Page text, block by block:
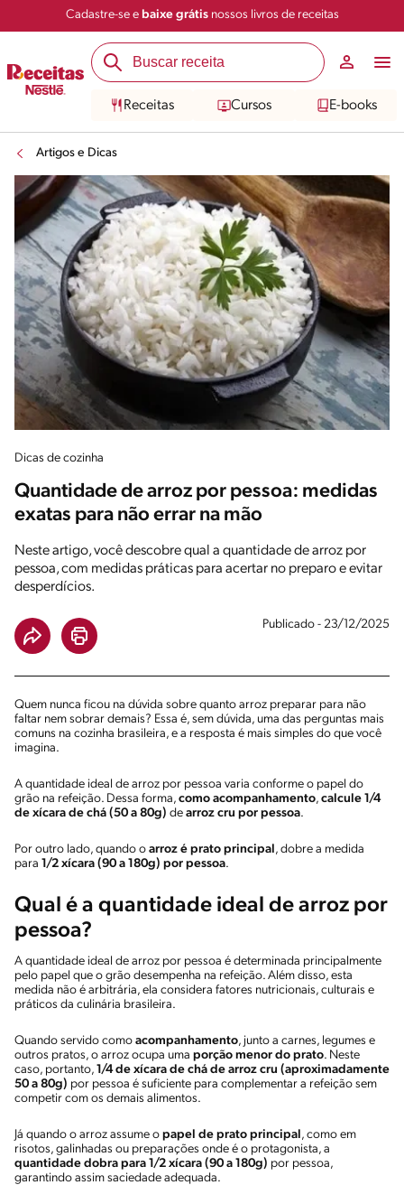
Cadastre-se e baixe grátisnossos livros de receitas
Receitas Cursos E-books
Artigos e Dicas
Dicas de cozinha
Quantidade de arroz por pessoa: medidas
exatas para não errar na mão
Neste artigo, você descobre qual a quantidade de arroz por
pessoa, com medidas práticas para acertar no preparo e evitar
desperdícios.
Publicado - 23/12/2025
Quem nunca ficou na dúvida sobre quanto arroz preparar para não
faltar nem sobrar demais? Essa é, sem dúvida, uma das perguntas mais
comuns na cozinha brasileira, e a resposta é mais simples do que você
imagina.
A quantidade ideal de arroz por pessoa varia conforme o papel do
grão na refeição. Dessa forma, como acompanhamento, calcule 1/4
de xícara de chá (50 a 80g) de arroz cru por pessoa.
Por outro lado, quando o arroz é prato principal , dobre a medida
para 1/2 xícara (90 a 180g) por pessoa.
Qual é a quantidade ideal de arroz por
pessoa?
A quantidade ideal de arroz por pessoa é determinada principalmente
pelo papel que o grão desempenha na refeição. Além disso, esta
medida não é arbitrária, ela considera fatores nutricionais, culturais e
práticos da culinária brasileira.
Quando servido como acompanhamento, junto a carnes, legumes e
outros pratos, o arroz ocupa uma porção menor do prato. Neste
caso, portanto, 1/4 de xícara de chá de arroz cru (aproximadamente
50 a 80g) por pessoa é suficiente para complementar a refeição sem
competir com os demais alimentos.
Já quando o arroz assume o papel de prato principal , como em
risotos, galinhadas ou preparações onde é o protagonista, a
quantidade dobra para 1/2 xícara (90 a 180g) por pessoa,
garantindo assim saciedade adequada.